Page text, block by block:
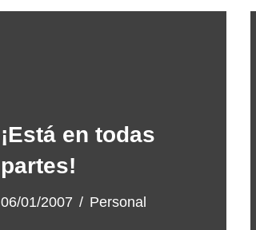
¡Está en todas
partes!
06/01/2007 Personal